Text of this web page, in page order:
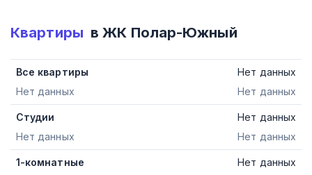
Квартиры в ЖК Полар-Южный
Все квартиры
Нет данных
Нет данных
Нет данных
Студии
Нет данных
Нет данных
Нет данных
1-комнатные
Нет данных